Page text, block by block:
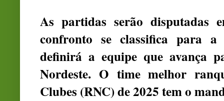
As partidas serão disputadas
confronto se classifica para a
definirá a equipe que avança
Nordeste. O time melhor
Clubes (RNC) de 2025 tem o